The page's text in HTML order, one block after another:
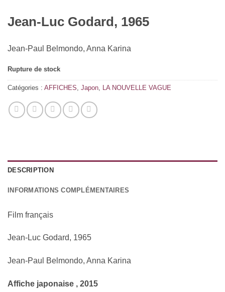
Jean-Luc Godard, 1965
Jean-Paul Belmondo, Anna Karina
Rupture de stock
Catégories : AFFICHES Japon LA NOUVELLE VAGUE
DESCRIPTION
INFORMATIONS COMPLÉMENTAIRES
Film français
Jean-Luc Godard, 1965
Jean-Paul Belmondo, Anna Karina
Affiche japonaise , 2015